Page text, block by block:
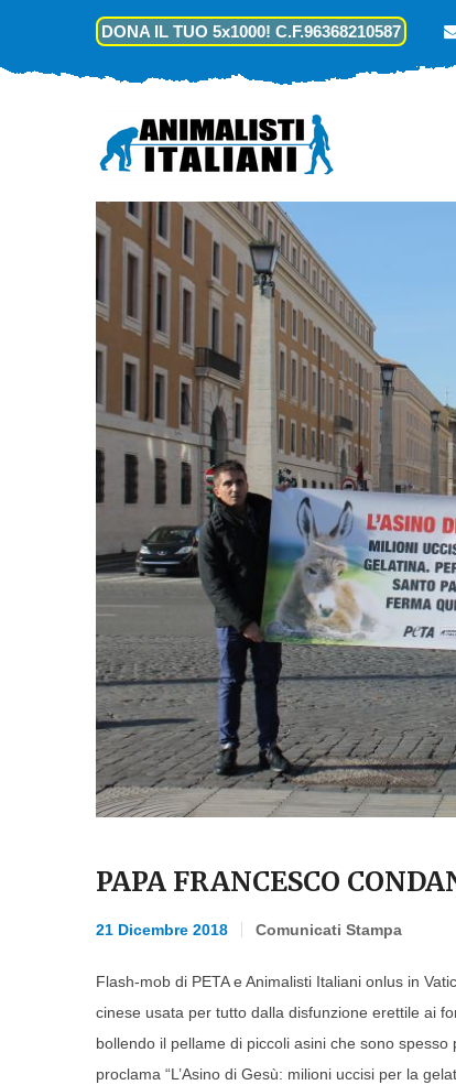
DONA IL TUO 5x1000! C.F.96368210587
PAPA FRANCESCO
21 Dicembre 2018 Comunicati Stampa
Flash-mob di PETA e Animalisti Italiani onlus ​​in
cinese usata per tutto dalla disfunzione erettile ai
bollendo il pellame di piccoli asini che sono
proclama “L’Asino di Gesù: milioni uccisi per la